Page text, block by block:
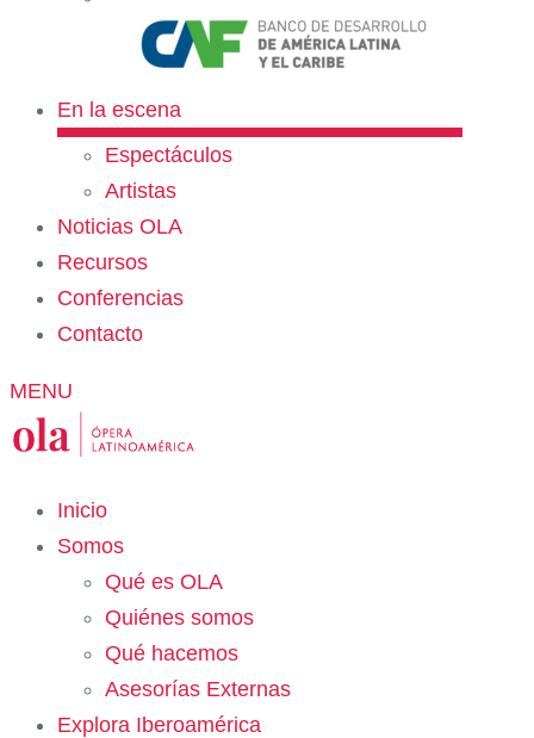
En la escena
Espectáculos
Artistas
Noticias OLA
Recursos
Conferencias
Contacto
MENU
Inicio
Somos
Qué es OLA
Quiénes somos
Qué hacemos
Asesorías Externas
Explora Iberoamérica